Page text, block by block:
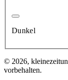
Dunkel
© 2026,
vorbehalten.